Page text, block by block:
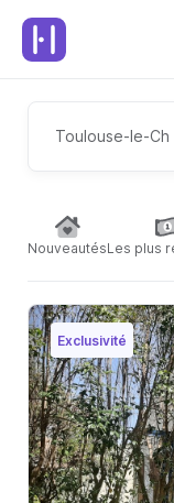
Toulouse-le-
NouveautésLes plus
Exclusivité